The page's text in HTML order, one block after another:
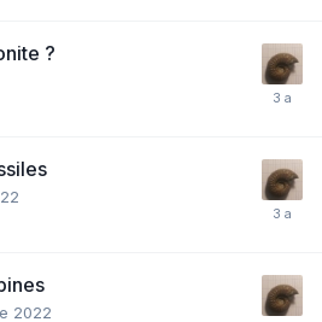
?
2022